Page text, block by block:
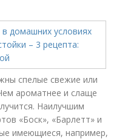
Настойка на груше
спелые свежие или
ароматнее и слаще
Наилучшим
«Боск», «Барлетт» и
имеющиеся, например,